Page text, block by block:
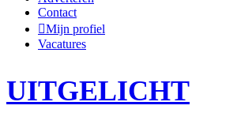
Contact
Mijn profiel
Vacatures
UITGELICHT